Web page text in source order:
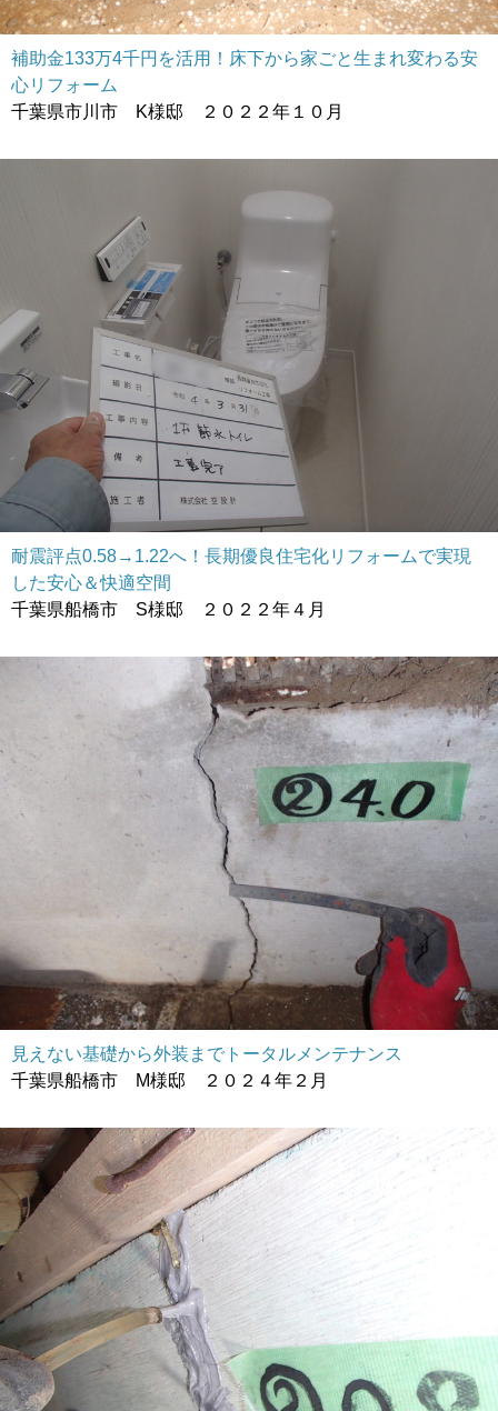
補助金133万4千円を活用！床下から家ごと生まれ変わる安
心リフォーム
千葉県市川市 K様邸 ２０２２年１０月
耐震評点0.58→1.22へ！長期優良住宅化リフォームで実現
した安心＆快適空間
千葉県船橋市 S様邸 ２０２２年４月
見えない基礎から外装までトータルメンテナンス
千葉県船橋市 M様邸 ２０２４年２月